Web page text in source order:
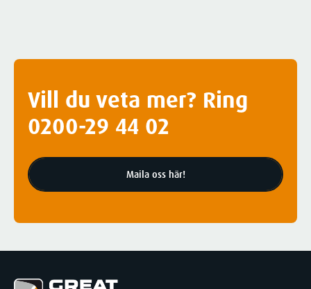
Vill du veta mer? Ring
0200-29 44 02
Maila oss här!